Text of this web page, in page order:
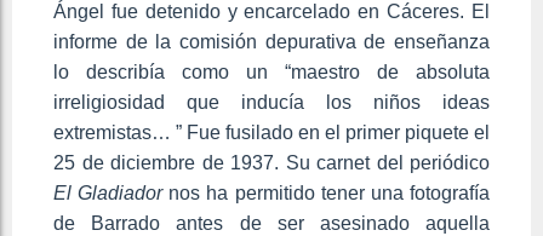
Ángel fue detenido y encarcelado en Cáceres. El
informe de la comisión depurativa de enseñanza
lo describía como un “maestro de absoluta
irreligiosidad que inducía los niños ideas
extremistas… ” Fue fusilado en el primer piquete el
25 de diciembre de 1937. Su carnet del periódico
El Gladiadornos ha permitido tener una fotografía
de Barrado antes de ser asesinado aquella